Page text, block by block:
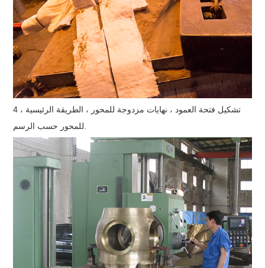
4 ، تشكيل فتحة العمود ، نهايات مزدوجة للمحور ، الطريقة الرئيسية